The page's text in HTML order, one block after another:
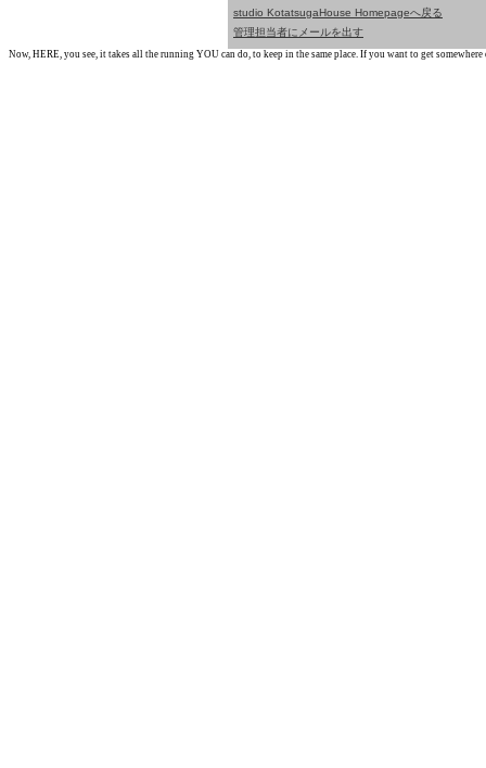
studio KotatsugaHouse Homepageへ戻る
管理担当者にメールを出す
Now, HERE, you see, it takes all the running YOU can do, to keep in the same place. If you want to get